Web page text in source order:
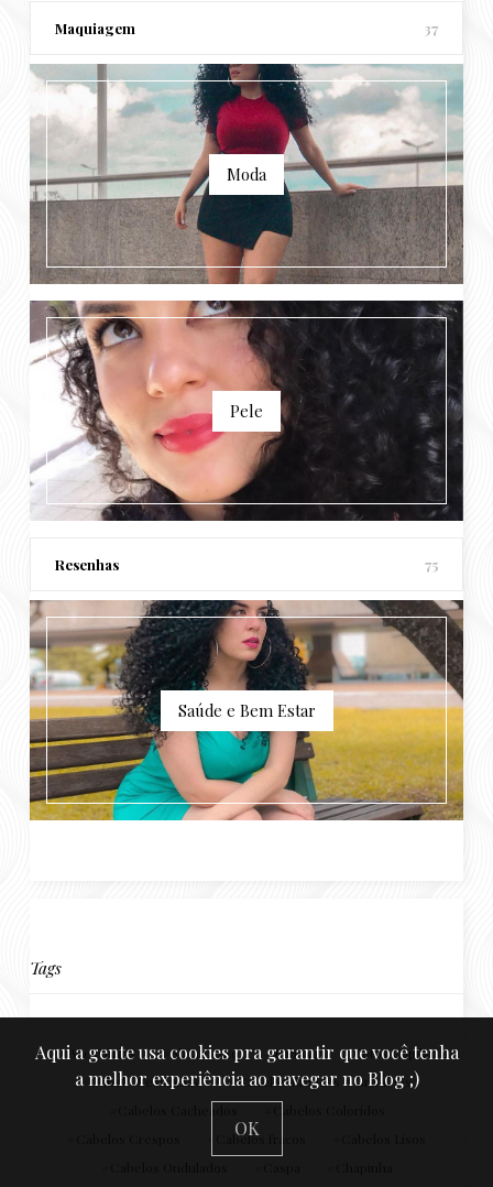
Maquiagem 37
Moda
Pele
Resenhas 75
Saúde e Bem Estar
Tags
Acessórios Alisamento Babosa
Botox Capilar
Cabelo Ressecado
Cabelos Brancos e Grisalhos
Cabelos fracos
Aqui a gente usa cookies pra garantir que você tenha
a melhor experiência ao navegar no Blog ;)
OK